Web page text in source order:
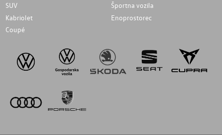
SUV
Športna vozila
Kabriolet
Enoprostorec
Coupé